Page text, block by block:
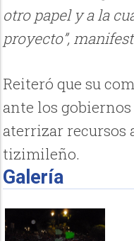
otro papel y a la
proyecto”,
Reiteró que su
ante los
aterrizar recursos
tizimileño.
Galería